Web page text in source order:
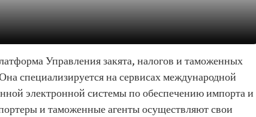
Управления закята, налогов и таможенных
специализируется на сервисах международной
электронной системы по обеспечению импорта и
и таможенные агенты осуществляют свои